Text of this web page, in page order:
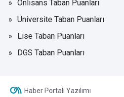
Önlisans Taban Puanları
Üniversite Taban Puanları
Lise Taban Puanları
DGS Taban Puanları
Haber Portalı Yazılımı